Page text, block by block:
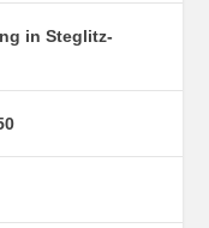
in Steglitz-